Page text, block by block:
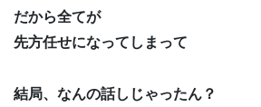
だから全てが
先方任せになってしまって
結局、なんの話しじゃったん？